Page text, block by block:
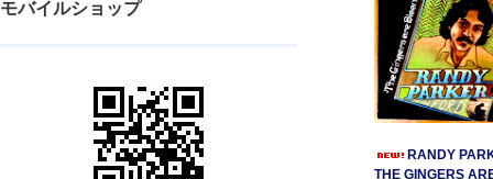
モバイルショップ
RANDY
THE GINGERS